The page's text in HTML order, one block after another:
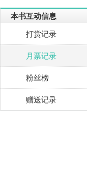
本书互动信息
打赏记录
月票记录
粉丝榜
赠送记录